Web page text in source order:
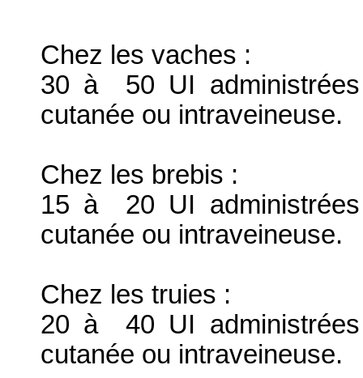
Chez les vaches :
30 à 50 UI administrées
cutanée ou intraveineuse.
Chez les brebis :
15 à 20 UI administrées
cutanée ou intraveineuse.
Chez les truies :
20 à 40 UI administrées
cutanée ou intraveineuse.